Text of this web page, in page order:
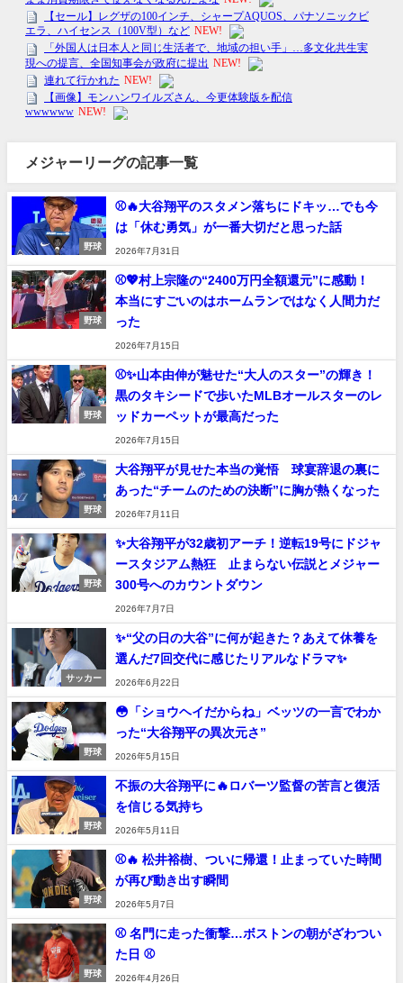
メジャーリーグの記事一覧
野球
⚾🔥大谷翔平のスタメン落ちにドキッ…でも今
は「休む勇気」が一番大切だと思った話
2026年7月31日
野球
⚾💖村上宗隆の“2400万円全額還元”に感動！
本当にすごいのはホームランではなく人間力だ
った
2026年7月15日
野球
⚾✨山本由伸が魅せた“大人のスター”の輝き！
黒のタキシードで歩いたMLBオールスターのレ
ッドカーペットが最高だった
2026年7月15日
野球
大谷翔平が見せた本当の覚悟 球宴辞退の裏に
あった“チームのための決断”に胸が熱くなった
2026年7月11日
野球
✨大谷翔平が32歳初アーチ！逆転19号にドジャ
ースタジアム熱狂 止まらない伝説とメジャー
300号へのカウントダウン
2026年7月7日
サッカー
✨“父の日の大谷”に何が起きた？あえて休養を
選んだ7回交代に感じたリアルなドラマ✨
2026年6月22日
野球
😳「ショウヘイだからね」ベッツの一言でわか
った“大谷翔平の異次元さ”
2026年5月15日
野球
不振の大谷翔平に🔥ロバーツ監督の苦言と復活
を信じる気持ち
2026年5月11日
野球
⚾🔥 松井裕樹、ついに帰還！止まっていた時間
が再び動き出す瞬間
2026年5月7日
野球
⚾ 名門に走った衝撃…ボストンの朝がざわつい
た日 ⚾
2026年4月26日